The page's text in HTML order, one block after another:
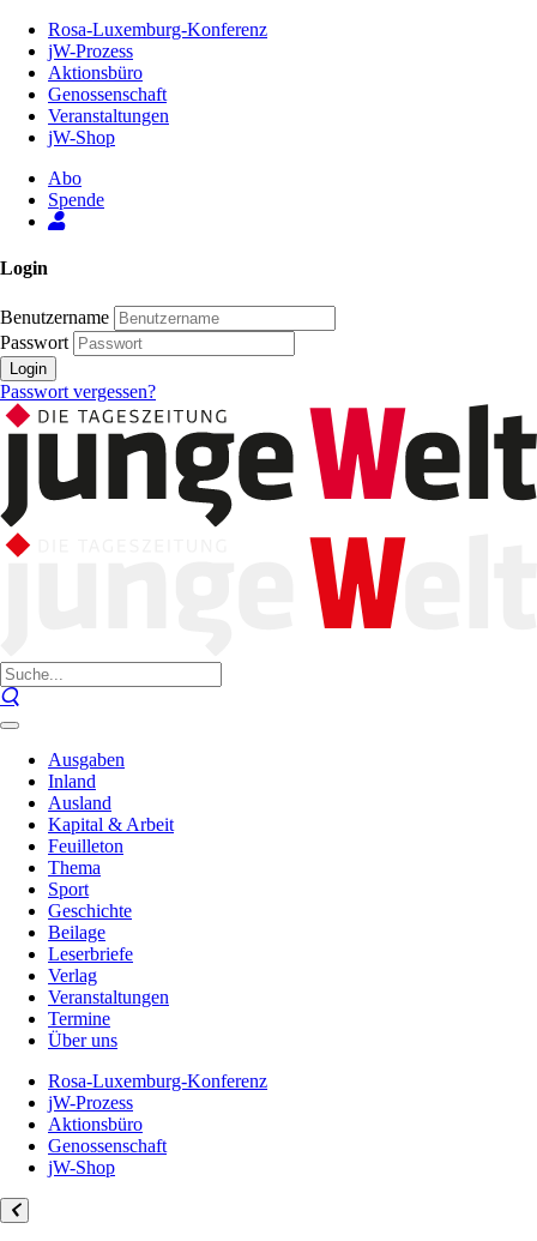
Inhalt
Seite
Rosa-Luxemburg-Konferenz
jW-Prozess
Aktionsbüro
Genossenschaft
Veranstaltungen
jW-Shop
Abo
Spende
Login
Benutzername
Passwort
Login
Passwort vergessen?
Ausgaben
Inland
Ausland
Kapital & Arbeit
Feuilleton
Thema
Sport
Geschichte
Beilage
Leserbriefe
Verlag
Veranstaltungen
Termine
Über uns
Rosa-Luxemburg-Konferenz
jW-Prozess
Aktionsbüro
Genossenschaft
jW-Shop